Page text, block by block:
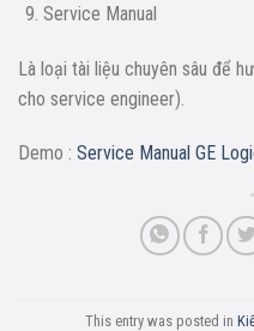
Service Manual
Là loại tài liệu chuyên sâu để
cho service engineer).
Demo : Service Manual GE
This entry was posted in